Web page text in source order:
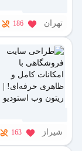
تهران 186
شیراز 163